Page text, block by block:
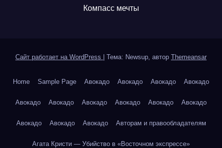
Компасс мечты
Сайт работает на WordPress Тема: Newsup, автор Themeansar
Home Sample Page Авокадо Авокадо Авокадо Авокадо
Авокадо Авокадо Авокадо Авокадо Авокадо Авокадо
Авокадо Авокадо Авокадо Авторам и правообладателям
Агата Кристи — Убийство в «Восточном экспрессе»